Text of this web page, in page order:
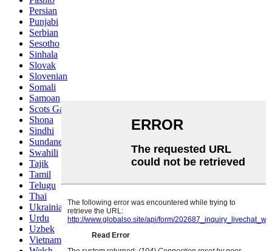
Persian
Punjabi
Serbian
Sesotho
Sinhala
Slovak
Slovenian
Somali
Samoan
Scots Gaelic
Shona
Sindhi
Sundanese
Swahili
Tajik
Tamil
Telugu
Thai
Ukrainian
Urdu
Uzbek
Vietnamese